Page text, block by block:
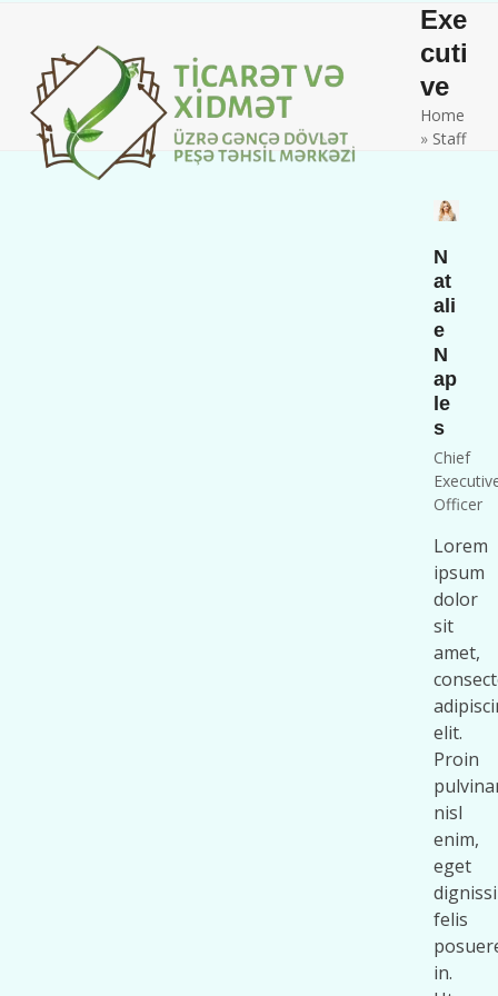
contentmobile
menu
mobile
menu
Exe
cuti
ve
Home
» Staff
N
at
ali
e
N
ap
le
s
Chief
Officer
Lorem
ipsum
dolor
sit
amet,
elit.
Proin
nisl
enim,
eget
felis
in.